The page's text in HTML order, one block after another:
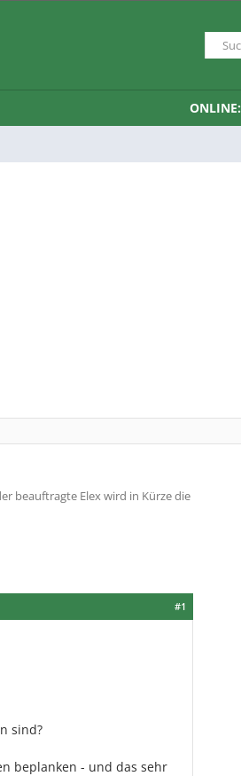
ONLINE:
beauftragte Elex wird in Kürze die
#1
sind?
beplanken - und das sehr